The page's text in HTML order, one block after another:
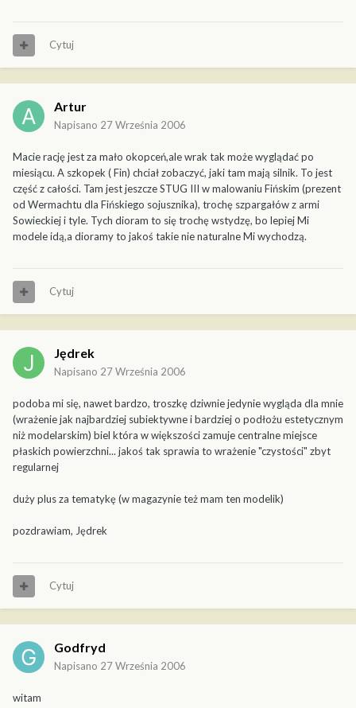
Cytuj
Artur
Napisano 27 Września 2006
Macie rację jest za mało okopceń,ale wrak tak może wyglądać po
miesiącu. A szkopek ( Fin) chciał zobaczyć, jaki tam mają silnik. To jest
część z całości. Tam jest jeszcze STUG III w malowaniu Fińskim (prezent
od Wermachtu dla Fińskiego sojusznika), trochę szpargałów z armi
Sowieckiej i tyle. Tych dioram to się trochę wstydzę, bo lepiej Mi
modele idą,a dioramy to jakoś takie nie naturalne Mi wychodzą.
Cytuj
Jędrek
Napisano 27 Września 2006
podoba mi się, nawet bardzo, troszkę dziwnie jedynie wygląda dla mnie
(wrażenie jak najbardziej subiektywne i bardziej o podłożu estetycznym
niż modelarskim) biel która w większości zamuje centralne miejsce
płaskich powierzchni... jakoś tak sprawia to wrażenie "czystości" zbyt
regularnej
duży plus za tematykę (w magazynie też mam ten modelik)
pozdrawiam, Jędrek
Cytuj
Godfryd
Napisano 27 Września 2006
witam